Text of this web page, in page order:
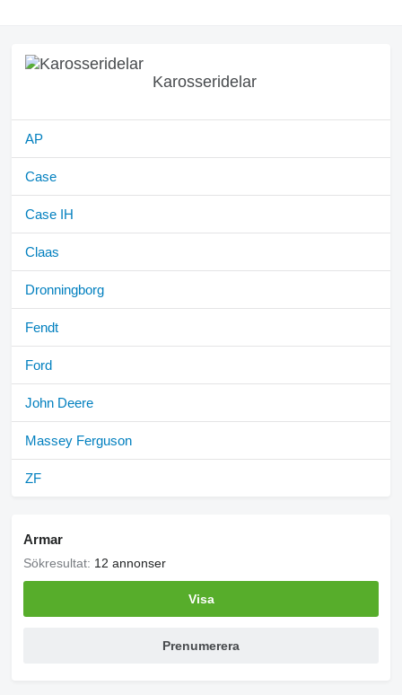
Karosseridelar
AP
Case
Case IH
Claas
Dronningborg
Fendt
Ford
John Deere
Massey Ferguson
ZF
Armar
Sökresultat: 12 annonser
Visa
Prenumerera